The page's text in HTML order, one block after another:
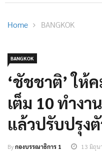
BANGKOK
‘ชัชชาติ’ ให้
เต็ม 10 ทำงา
แล้วปรับปรุงตั